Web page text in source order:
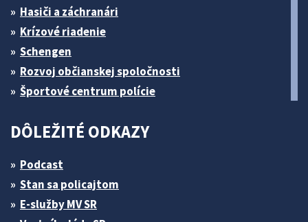
Hasiči a záchranári
Krízové riadenie
Schengen
Rozvoj občianskej spoločnosti
Športové centrum polície
DÔLEŽITÉ ODKAZY
Podcast
Stan sa policajtom
E-služby MV SR